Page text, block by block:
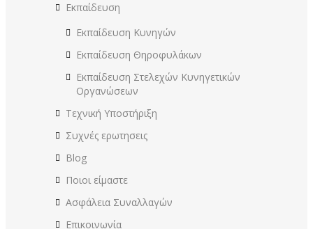
Εκπαίδευση
Εκπαίδευση Κυνηγών
Εκπαίδευση Θηροφυλάκων
Εκπαίδευση Στελεχών Κυνηγετικών
Οργανώσεων
Τεχνική Υποστήριξη
Συχνές ερωτησεις
Blog
Ποιοι είμαστε
Ασφάλεια Συναλλαγών
Επικοινωνία